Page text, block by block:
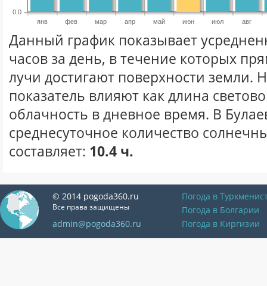
янв фев мар апр май июн июл авг
0.0
Данный график показывает
часов за день, в течение которых
лучи достигают поверхности земли.
показатель влияют как длина
облачность в дневное время. В
среднесуточное количество
составляет: 10.4 ч.
© 2014 pogoda360.ru
Все права защищены
admin@pogoda360.ru
Погода в
Погода в Болгарии
Погода в Киргизии